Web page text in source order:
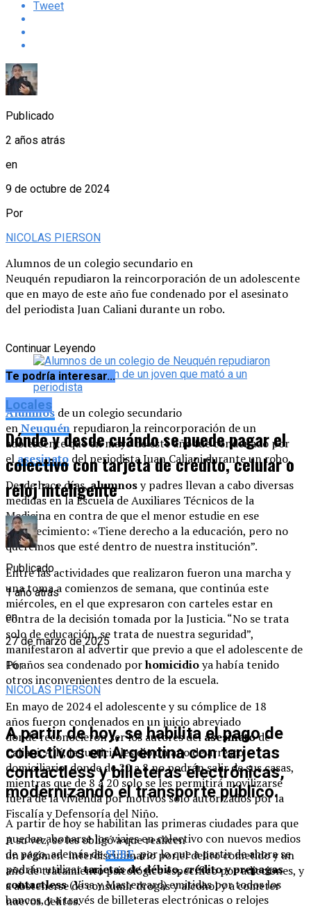
Tweet
Publicado
2 años atrás
en
9 de octubre de 2024
Por
NICOLAS PIERSON
Alumnos de un colegio secundario en
Neuquén repudiaron la reincorporación de un adolescente
que en mayo de este año fue condenado por el asesinato
del periodista Juan Caliani durante un robo.
Alumnos de un colegio secundario
enNeuquén repudiaron la reincorporación de un
adolescente que en mayo de este año fue condenado por
elasesinato del periodista Juan Caliani durante un robo.
Desde hace días,alumnosy padres llevan a cabo diversas
medidas en la Escuela de Auxiliares Técnicos de la
Medicina en contra de que el menor estudie en ese
establecimiento: «Tiene derecho a la educación, pero no
queremos que esté dentro de nuestra institución”.
Entre las actividades que realizaron fueron una marcha y
una toma a comienzos de semana, que continúa este
miércoles, en el que expresaron con carteles estar en
contra de la decisión tomada por la Justicia. “No se trata
solo de educación, se trata de nuestra seguridad”,
manifestaron al advertir que previo a que el adolescente de
16 años sea condenado porhomicidioya había tenido
otros inconvenientes dentro de la escuela.
En mayo de 2024 el adolescente y su cómplice de 18
años fueron condenados en un juicio abreviado
donde reconocieron ser los autores del asesinatode
Caliani. Allí, la Justicia les dio un año de arresto
domiciliario, donde de 20 a 8 no podrán salir de sus casas,
mientras que de 8 a 20 solo se les permitirá movilizarse
fuera de la vivienda por motivos solo autorizados por la
Fiscalía y Defensoría del Niño.
A su vez, se les obligó a que realicen
un régimen interdisciplinario por el delito cometido y un
año de tratamiento psicológico específico por adicciones, y
a abstenerse de consumir drogas y alcohol y a cometer
nuevos delitos.
Continuar Leyendo
Te podría interesar...
Locales
Dónde y desde cuándo se puede pagar el
colectivo con tarjeta de crédito, celular o
reloj inteligente
Publicado
1 año atrás
en
27 de marzo de 2025
Por
NICOLAS PIERSON
A partir de hoy, se habilita el pago de
colectivos en Argentina con tarjetas
contactless y billeteras electrónicas,
modernizando el transporte público.
A partir de hoy se habilitan las primeras ciudades para que
puedan abonarse los viajes en colectivo con nuevos medios
de pago, además deSUBE, por lo que a partir de ahora se
podrán utilizartarjetas de débito, crédito y prepagas
contactless(Visa y Mastercard) emitidas por todos los
bancos, y a través de billeteras electrónicas o relojes